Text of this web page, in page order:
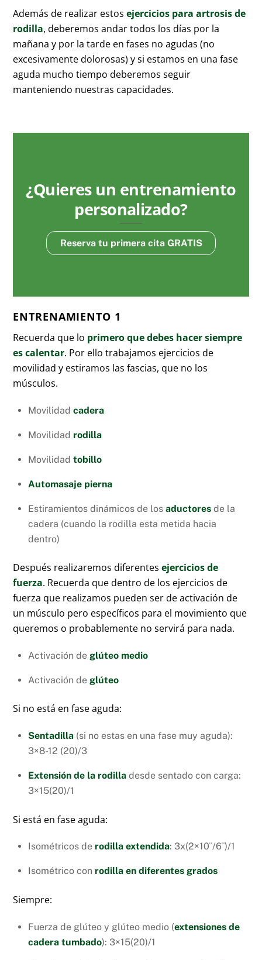
Además de realizar estosejercicios para artrosis de
rodilla, deberemos andar todos los días por la
mañana y por la tarde en fases no agudas (no
excesivamente dolorosas) y si estamos en una fase
aguda mucho tiempo deberemos seguir
manteniendo nuestras capacidades.
¿Quieres un entrenamiento
personalizado?
Reserva tu primera cita GRATIS
ENTRENAMIENTO 1
Recuerda que lo primero que debes hacer siempre
es calentar. Por ello trabajamos ejercicios de
movilidad y estiramos las fascias, que no los
músculos.
Movilidad cadera
Movilidad rodilla
Movilidad tobillo
Automasaje pierna
Estiramientos dinámicos de los aductores de la
cadera (cuando la rodilla esta metida hacia
dentro)
Después realizaremos diferentesejercicios de
fuerza. Recuerda que dentro de los ejercicios de
fuerza que realizamos pueden ser de activación de
un músculo pero específicos para el movimiento que
queremos o probablemente no servirá para nada.
Activación de glúteo medio
Activación de glúteo
Si no está en fase aguda:
Sentadilla (si no estas en una fase muy aguda):
3×8-12 (20)/3
Extensión de la rodilla desde sentado con carga:
3×15(20)/1
Si está en fase aguda:
Isométricos de rodilla extendida: 3x(2×10¨/6¨)/1
Isométrico con rodilla en diferentes grados
Siempre:
Fuerza de glúteo y glúteo medio (extensiones de
cadera tumbado): 3×15(20)/1